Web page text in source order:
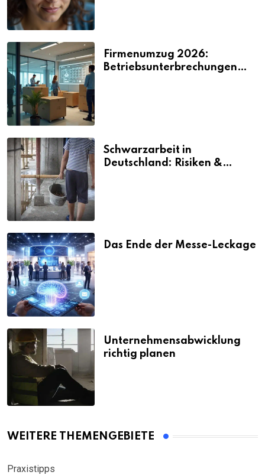
Firmenumzug 2026:
Betriebsunterbrechungen
Schwarzarbeit in
Deutschland: Risiken &
Das Ende der Messe-Leckage
Unternehmensabwicklung
richtig planen
WEITERE THEMENGEBIETE
Praxistipps